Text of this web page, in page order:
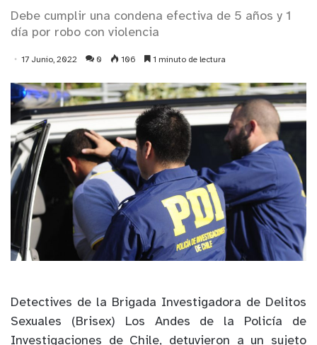
Debe cumplir una condena efectiva de 5 años y 1
día por robo con violencia
17 Junio, 2022 0 106 1 minuto de lectura
Detectives de la Brigada Investigadora de Delitos
Sexuales (Brisex) Los Andes de la Policía de
Investigaciones de Chile, detuvieron a un sujeto